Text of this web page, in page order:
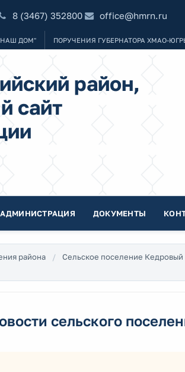
8 (3467) 352800 office@hmrn.ru
ДОМ" ПОРУЧЕНИЯ ГУБЕРНАТОРА ХМАО-
район,
сайт
АДМИНИСТРАЦИЯ ДОКУМЕНТЫ
района
Сельское поселение Кедровый
сельского